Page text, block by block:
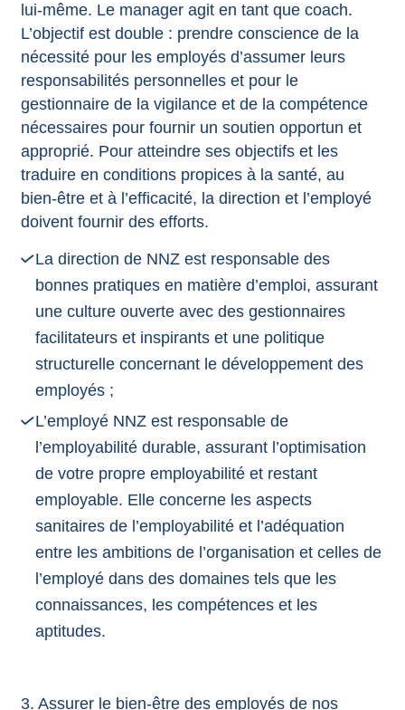
lui-même. Le manager agit en tant que coach.
L’objectif est double : prendre conscience de la
nécessité pour les employés d’assumer leurs
responsabilités personnelles et pour le
gestionnaire de la vigilance et de la compétence
nécessaires pour fournir un soutien opportun et
approprié. Pour atteindre ses objectifs et les
traduire en conditions propices à la santé, au
bien-être et à l’efficacité, la direction et l’employé
doivent fournir des efforts.
La direction de NNZ est responsable des
bonnes pratiques en matière d’emploi, assurant
une culture ouverte avec des gestionnaires
facilitateurs et inspirants et une politique
structurelle concernant le développement des
employés ;
L’employé NNZ est responsable de
l’employabilité durable, assurant l’optimisation
de votre propre employabilité et restant
employable. Elle concerne les aspects
sanitaires de l’employabilité et l’adéquation
entre les ambitions de l’organisation et celles de
l’employé dans des domaines tels que les
connaissances, les compétences et les
aptitudes.
3. Assurer le bien-être des employés de nos